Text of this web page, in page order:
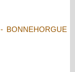
BONNEHORGUE